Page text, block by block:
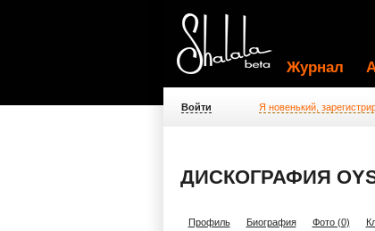
Журнал
Войти Я новенький,
ДИСКОГРАФИЯ
Профиль Биография Фото (0)